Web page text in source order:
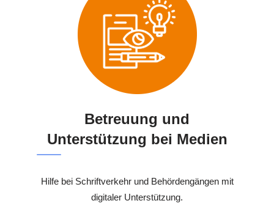
Betreuung und
Unterstützung bei Medien
Hilfe bei Schriftverkehr und Behördengängen mit
digitaler Unterstützung.